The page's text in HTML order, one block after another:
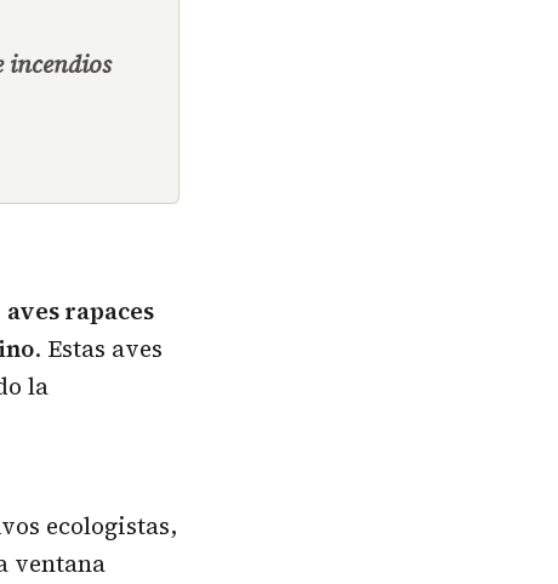
incendios
aves rapaces
. Estas aves
la
ecologistas,
ventana